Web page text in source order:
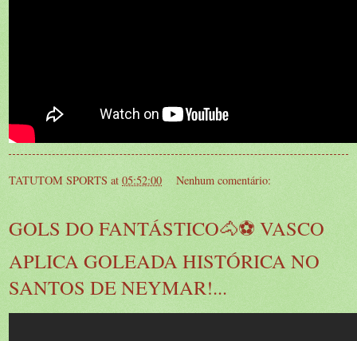
TATUTOM SPORTS at 05:52:00 Nenhum comentário:
GOLS DO FANTÁSTICO🐴⚽ VASCO
APLICA GOLEADA HISTÓRICA NO
SANTOS DE NEYMAR!...